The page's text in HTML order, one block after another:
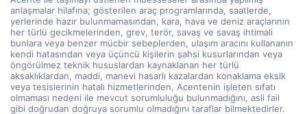
anlaşmalar hilafına; gösterilen araç programlarında, saatlerde,
yerlerinde hazır bulunmamasından, kara, hava ve deniz araçlarının
her türlü gecikmelerinden, grev, terör, savaş ve savaş ihtimali
bunlara veya benzer mücbir sebeplerden, ulaşım aracını kullananın
kendi hatasından veya üçüncü kişilerin şahsi kusurlarından veya
öngörülmez teknik hususlardan kaynaklanan her türlü
aksaklıklardan, maddi, manevi hasarlı kazalardan konaklama eksik
veya tesislerinin hatalı hizmetlerinden, Acentenin işleten sıfatı
olmaması nedeni ile mevcut sorumluluğu bulunmadığını, asli fail
gibi doğrudan doğruya sorumlu olmadığını taraflar bilmektedirler.